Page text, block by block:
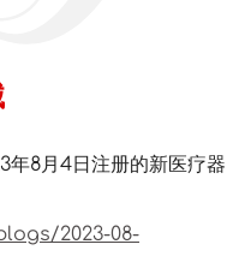
年8月4日注册的新医疗器
2023-08-